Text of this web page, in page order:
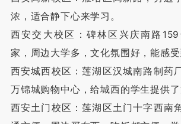
浓，适合静下心来学习。
西安交大校区：碑林区兴庆南路
家，周边大学多，文化氛围好，能感受
西安城西校区：莲湖区汉城南路制药
万锦城购物中心，给城西的学生提供了
西安土门校区：莲湖区土门十字西南